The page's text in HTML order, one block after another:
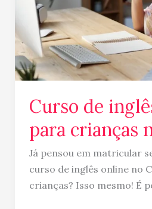
Curso de
para crianças
Já pensou em matricular
curso de inglês online no
crianças? Isso mesmo! É
crianças
no
Canadá